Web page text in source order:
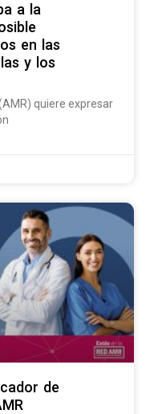
a la
en las
y los
quiere expresar
de